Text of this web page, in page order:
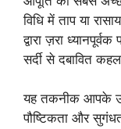
विधि में ताप या
द्वारा ज़रा
सर्दी से दबावित
यह तकनीक आपके
पौष्टिकता और